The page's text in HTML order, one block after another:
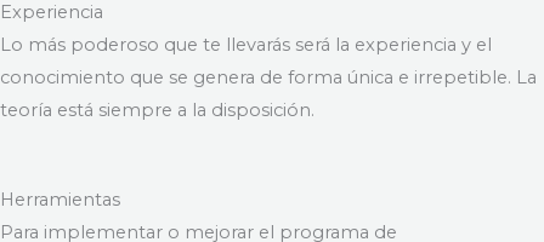
Experiencia
Lo más poderoso que te llevarás será la experiencia y el
conocimiento que se genera de forma única e irrepetible. La
teoría está siempre a la disposición.
Herramientas
Para implementar o mejorar el programa de